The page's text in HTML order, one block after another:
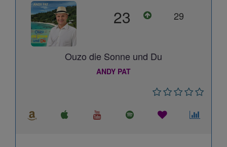
23 29
Ouzo die Sonne und Du
ANDY PAT